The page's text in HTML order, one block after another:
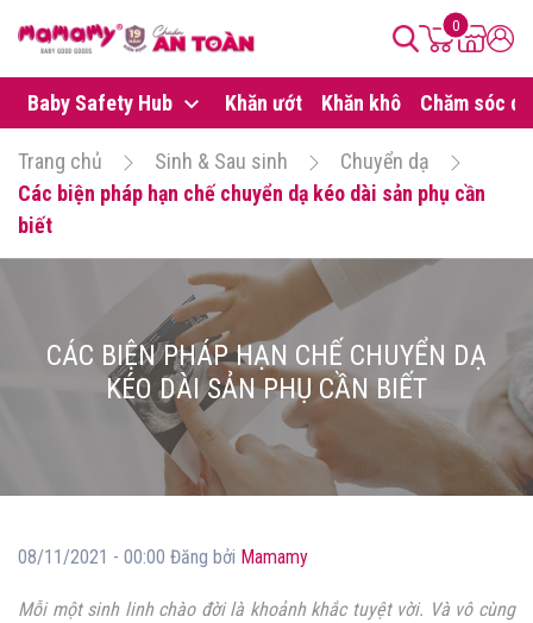
0
Baby Safety Hub Khăn ướt Khăn khô Chăm sóc da
Trang chủ Sinh & Sau sinh
Chuyển dạ
Các biện pháp hạn chế chuyển dạ kéo dài sản phụ cần
biết
CÁC BIỆN PHÁP HẠN CHẾ CHUYỂN DẠ
KÉO DÀI SẢN PHỤ CẦN BIẾT
08/11/2021 - 00:00 Đăng bởi Mamamy
Mỗi một sinh linh chào đời là khoảnh khắc tuyệt vời. Và vô cùng